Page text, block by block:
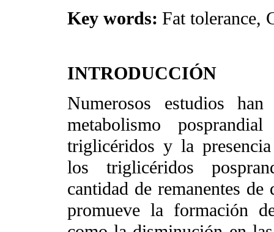
Key words: Fat tolerance,
INTRODUCCIÓN
Numerosos estudios
metabolismo
triglicéridos y la
los triglicéridos
cantidad de remanentes
promueve la formación